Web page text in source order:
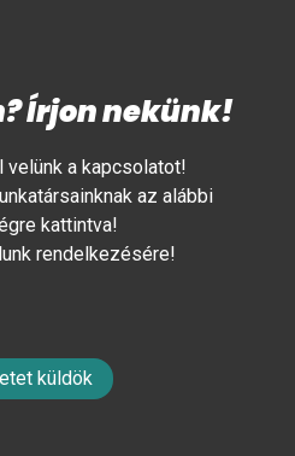
Írjon nekünk!
velünk a kapcsolatot!
az alábbi
kattintva!
rendelkezésére!
küldök